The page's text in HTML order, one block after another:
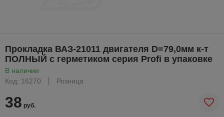
Прокладка ВАЗ-21011 двигателя D=79,0мм к-т
ПОЛНЫЙ с герметиком серия Profi в упаковке
В наличии
Код: 16270
Розница
38 руб.